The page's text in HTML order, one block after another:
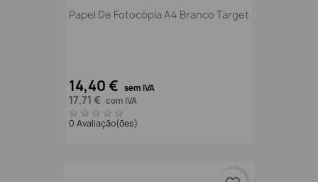
Papel De Fotocópia A4 Branco Target
14,40 € sem IVA
17,71 € com IVA
0 Avaliação(ões)